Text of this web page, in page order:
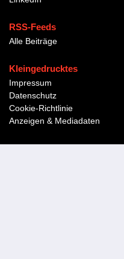
RSS-Feeds
Alle Beiträge
Kleingedrucktes
Impressum
Datenschutz
Cookie-Richtlinie
Anzeigen & Mediadaten